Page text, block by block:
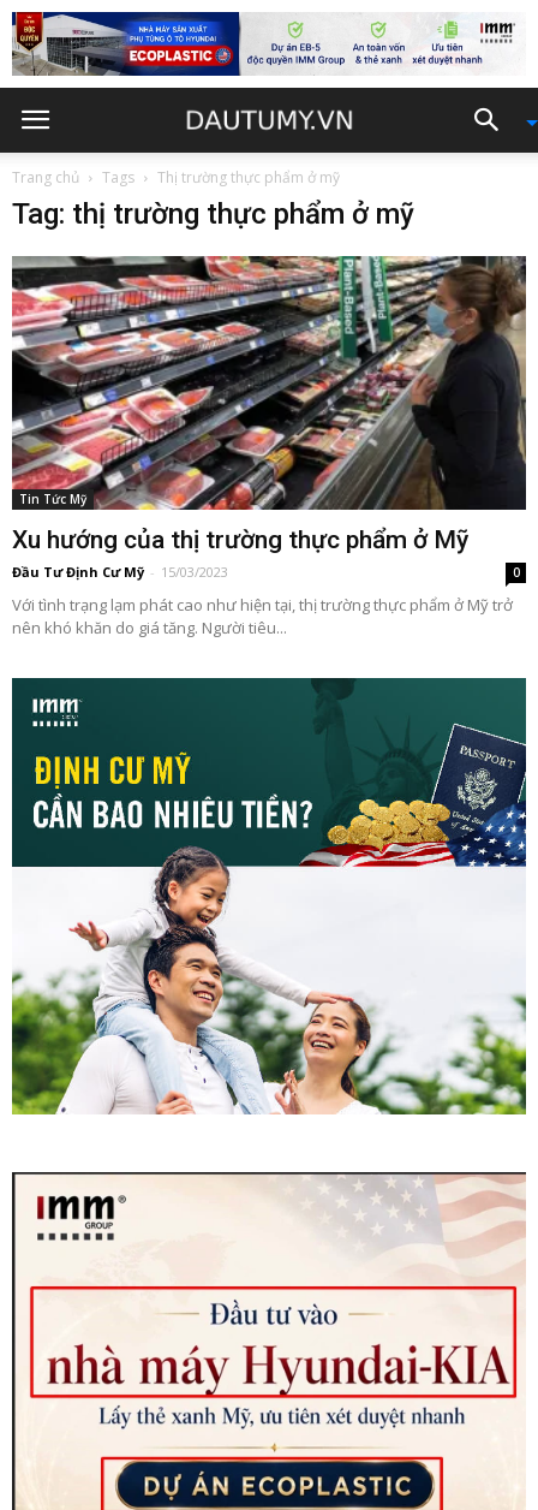
Trang chủ Tags Thị trường thực phẩm ở mỹ
Tag: thị trường thực phẩm ở mỹ
Tin Tức Mỹ
Xu hướng của thị trường thực phẩm ở Mỹ
Đầu Tư Định Cư Mỹ - 15/03/2023 0
Với tình trạng lạm phát cao như hiện tại, thị trường thực phẩm ở Mỹ trở
nên khó khăn do giá tăng. Người tiêu...